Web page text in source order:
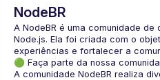
NodeBR
A NodeBR é uma comunidade
Node.js. Ela foi criada com o
🟢 Faça parte da nossa
A comunidade NodeBR realiza